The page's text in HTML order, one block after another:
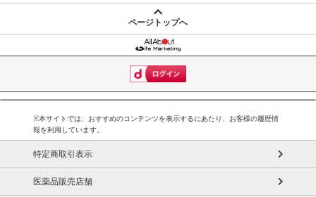
ページトップへ
※本サイトでは、おすすめのコンテンツを表示するにあたり、お客様の履歴情
報を利用しています。
特定商取引表示
医薬品販売店舗